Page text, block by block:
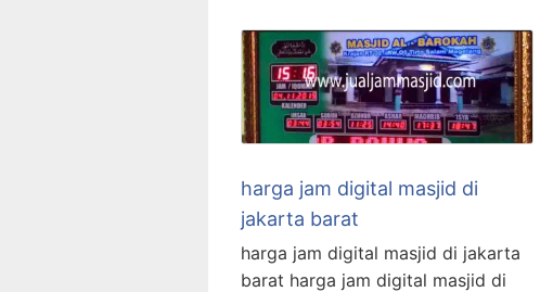
harga jam digital masjid di
jakarta barat
harga jam digital masjid di jakarta
barat harga jam digital masjid di